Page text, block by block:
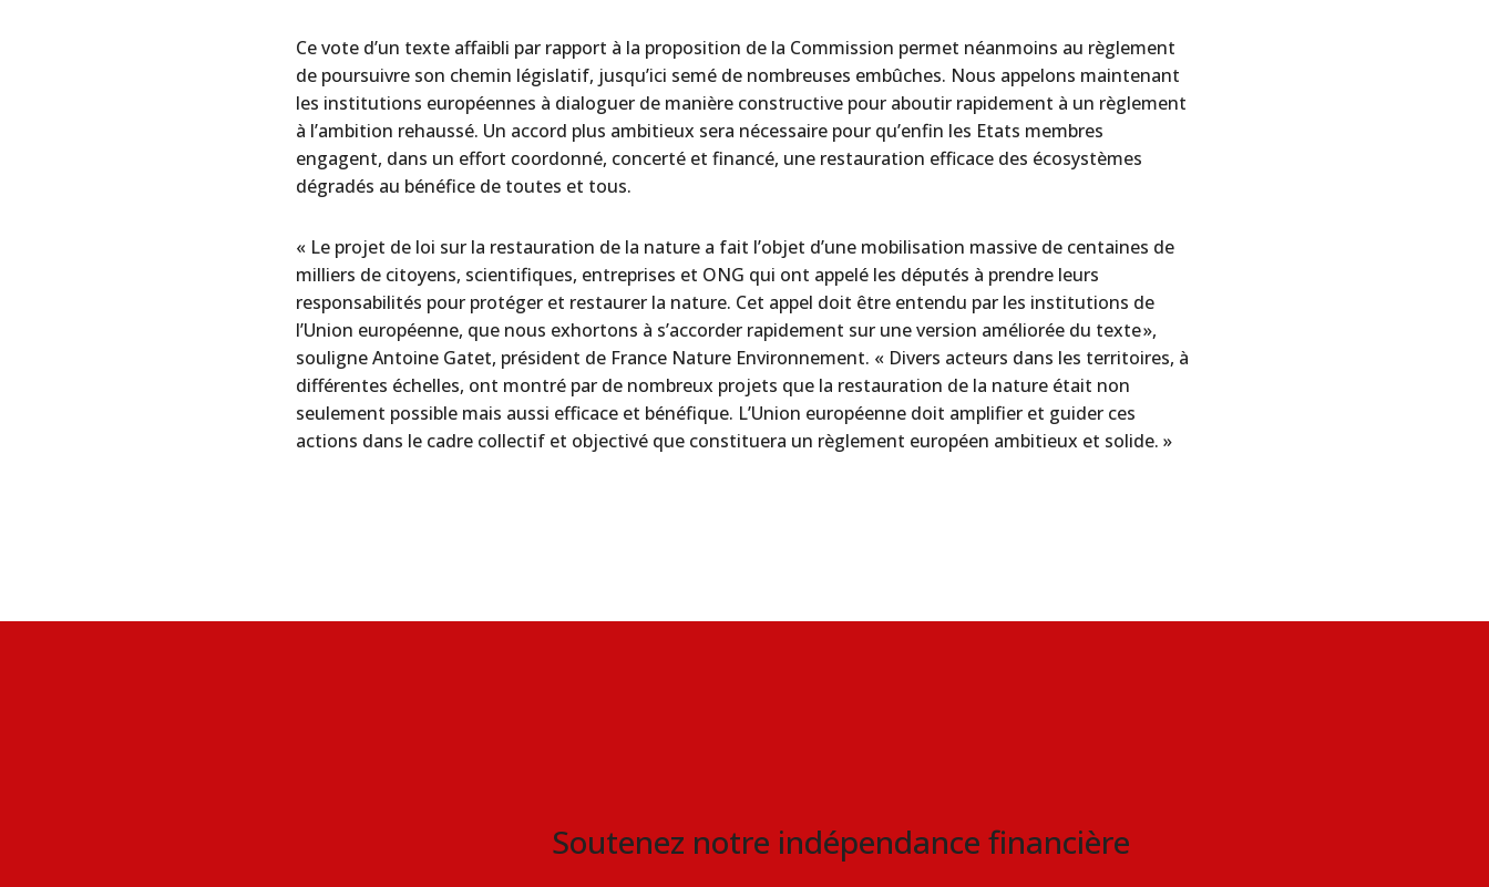
Ce vote d’un texte affaibli par rapport à la proposition de la Commission permet néanmoins au règlement
de poursuivre son chemin législatif, jusqu’ici semé de nombreuses embûches. Nous appelons maintenant
les institutions européennes à dialoguer de manière constructive pour aboutir rapidement à un règlement
à l’ambition rehaussé. Un accord plus ambitieux sera nécessaire pour qu’enfin les Etats membres
engagent, dans un effort coordonné, concerté et financé, une restauration efficace des écosystèmes
dégradés au bénéfice de toutes et tous.
« Le projet de loi sur la restauration de la nature a fait l’objet d’une mobilisation massive de centaines de
milliers de citoyens, scientifiques, entreprises et ONG qui ont appelé les députés à prendre leurs
responsabilités pour protéger et restaurer la nature. Cet appel doit être entendu par les institutions de
l’Union européenne, que nous exhortons à s’accorder rapidement sur une version améliorée du texte »,
souligne Antoine Gatet, président de France Nature Environnement. « Divers acteurs dans les territoires, à
différentes échelles, ont montré par de nombreux projets que la restauration de la nature était non
seulement possible mais aussi efficace et bénéfique. L’Union européenne doit amplifier et guider ces
actions dans le cadre collectif et objectivé que constituera un règlement européen ambitieux et solide. »
Soutenez notre indépendance financière